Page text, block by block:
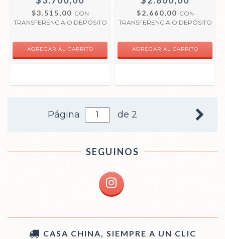
$3.515,00 CON
TRANSFERENCIA O DEPÓSITO
$2.660,00 CON
TRANSFERENCIA O DEPÓSITO
Página de 2
SEGUINOS
CASA CHINA, SIEMPRE A UN CLIC